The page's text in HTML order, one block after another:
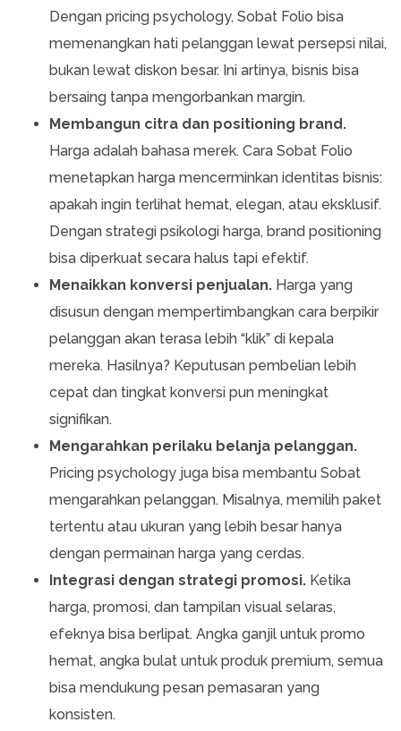
Dengan pricing psychology, Sobat Folio bisa
memenangkan hati pelanggan lewat persepsi nilai,
bukan lewat diskon besar. Ini artinya, bisnis bisa
bersaing tanpa mengorbankan margin.
Membangun citra dan positioning brand.
Harga adalah bahasa merek. Cara Sobat Folio
menetapkan harga mencerminkan identitas bisnis:
apakah ingin terlihat hemat, elegan, atau eksklusif.
Dengan strategi psikologi harga, brand positioning
bisa diperkuat secara halus tapi efektif.
Menaikkan konversi penjualan. Harga yang
disusun dengan mempertimbangkan cara berpikir
pelanggan akan terasa lebih “klik” di kepala
mereka. Hasilnya? Keputusan pembelian lebih
cepat dan tingkat konversi pun meningkat
signifikan.
Mengarahkan perilaku belanja pelanggan.
Pricing psychology juga bisa membantu Sobat
mengarahkan pelanggan. Misalnya, memilih paket
tertentu atau ukuran yang lebih besar hanya
dengan permainan harga yang cerdas.
Integrasi dengan strategi promosi. Ketika
harga, promosi, dan tampilan visual selaras,
efeknya bisa berlipat. Angka ganjil untuk promo
hemat, angka bulat untuk produk premium, semua
bisa mendukung pesan pemasaran yang
konsisten.